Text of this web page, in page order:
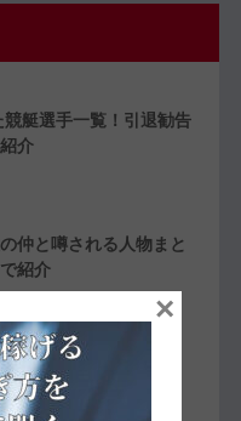
競艇選手一覧！引退勧告
介
仲と噂される人物まと
紹介
の予想は凄かっ
ミを紹介
×